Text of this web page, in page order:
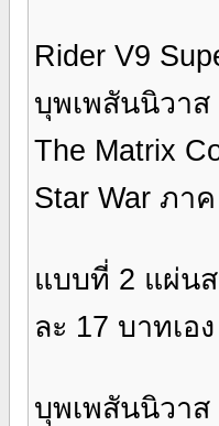
Rider V9
บุพเพสันนิวาส
The Matrix
Star War ภา
แบบที่ 2 แผ่น
ละ 17 บาทเอ
บุพเพสันนิวาส